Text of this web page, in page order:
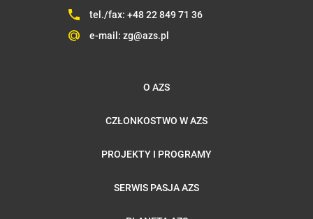
tel./fax: +48 22 849 71 36
e-mail: zg@azs.pl
O AZS
CZŁONKOSTWO W AZS
PROJEKTY I PROGRAMY
SERWIS PASJA AZS